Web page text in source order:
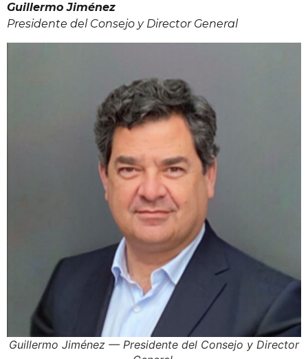
Guillermo Jiménez — Presidente del Consejo y Director
Guillermo Jiménez
Presidente del Consejo y Director General